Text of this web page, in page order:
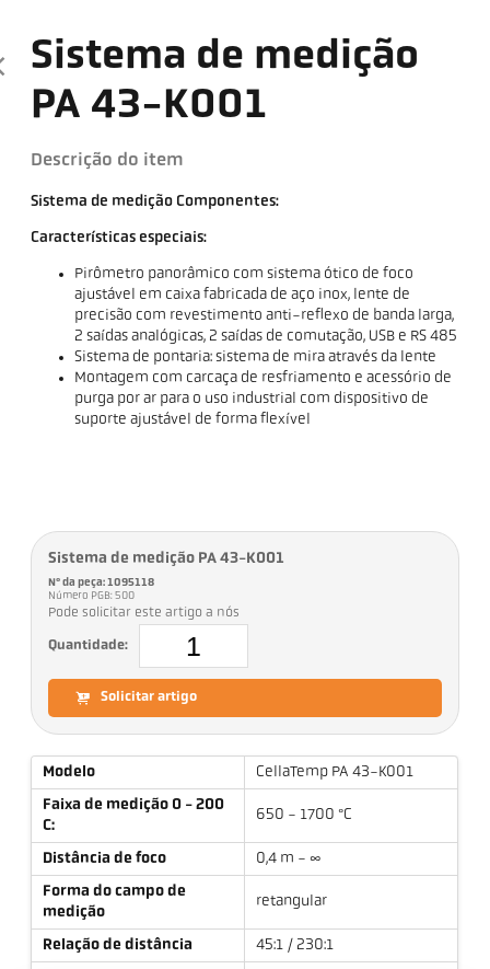
Sistema de medição
PA 43-K001
Descrição do item
Sistema de medição Componentes:
Características especiais:
Pirômetro panorâmico com sistema ótico de foco
ajustável em caixa fabricada de aço inox, lente de
precisão com revestimento anti-reflexo de banda larga,
2 saídas analógicas, 2 saídas de comutação, USB e RS 485
Sistema de pontaria: sistema de mira através da lente
Montagem com carcaça de resfriamento e acessório de
purga por ar para o uso industrial com dispositivo de
suporte ajustável de forma flexível
Sistema de medição PA 43-K001
Nº da peça: 1095118
Número PGB: 500
Pode solicitar este artigo a nós
Quantidade:
Solicitar artigo
Modelo
CellaTemp PA 43-K001
Faixa de medição 0 - 200
C:
650 - 1700 °C
Distância de foco
0,4 m - ∞
Forma do campo de
medição
retangular
Relação de distância
45:1 / 230:1